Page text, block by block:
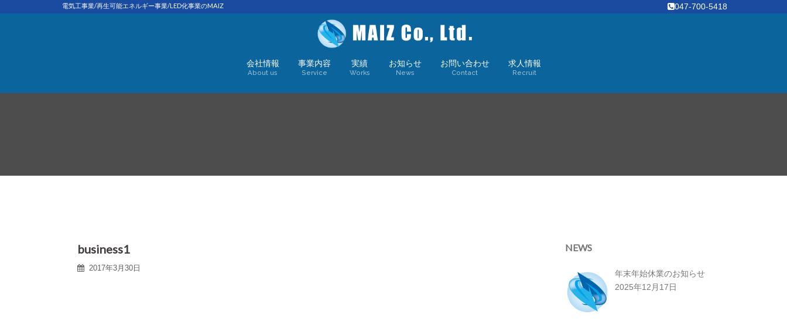
電気工事業/再生可能エネルギー事業/LED化事業のMAIZ 047-700-5418
会社情報
About us
事業内容
Service
実績
Works
お知らせ
News
お問い合わせ
Contact
求人情報
Recruit
business1
2017年3月30日
NEWS
年末年始休業のお知らせ
2025年12月17日